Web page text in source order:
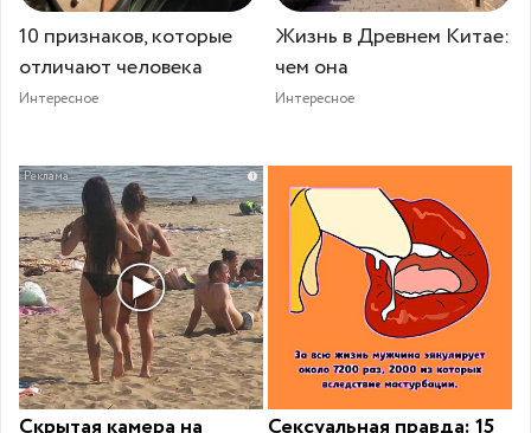
10 признаков, которые
отличают человека
Интересное
Жизнь в Древнем Китае:
чем она
Интересное
i
Скрытая камера на
Сексуальная правда: 15